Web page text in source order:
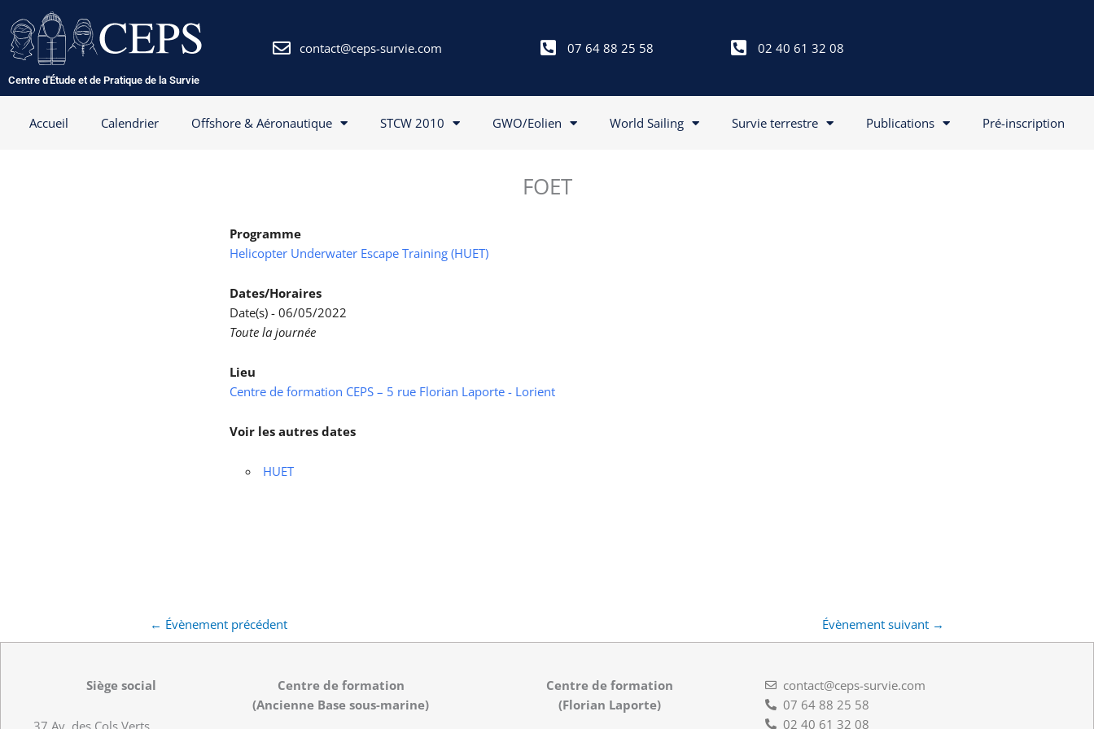
au
contenu
Centre d'Étude et de Pratique de la Survie
contact@ceps-survie.com 07 64 88 25 58 02 40 61 32 08
Accueil Calendrier Offshore & Aéronautique STCW 2010 GWO/Eolien World Sailing Survie terrestre Publications Pré-inscription
FOET
Programme
Helicopter Underwater Escape Training (HUET)
Dates/Horaires
Date(s) - 06/05/2022
Toute la journée
Lieu
Centre de formation CEPS – 5 rue Florian Laporte - Lorient
Voir les autres dates
HUET
← Évènement précédent Évènement suivant →
Siège social
Centre de formation
(Ancienne Base sous-marine)
Centre de formation
(Florian Laporte)
contact@ceps-survie.com
07 64 88 25 58
02 40 61 32 08